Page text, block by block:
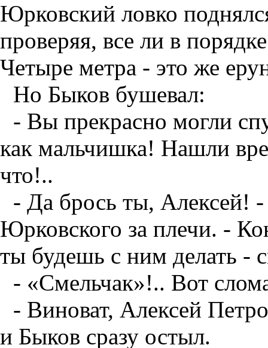
Юрковский ловко
проверяя, все ли в
Четыре метра - это же
Но Быков бушевал:
- Вы прекрасно могли
как мальчишка! Нашли
что!..
- Да брось ты, Алексей!
Юрковского за плечи. -
ты будешь с ним делать -
- «Смельчак»!.. Вот
- Виноват, Алексей
и Быков сразу остыл.